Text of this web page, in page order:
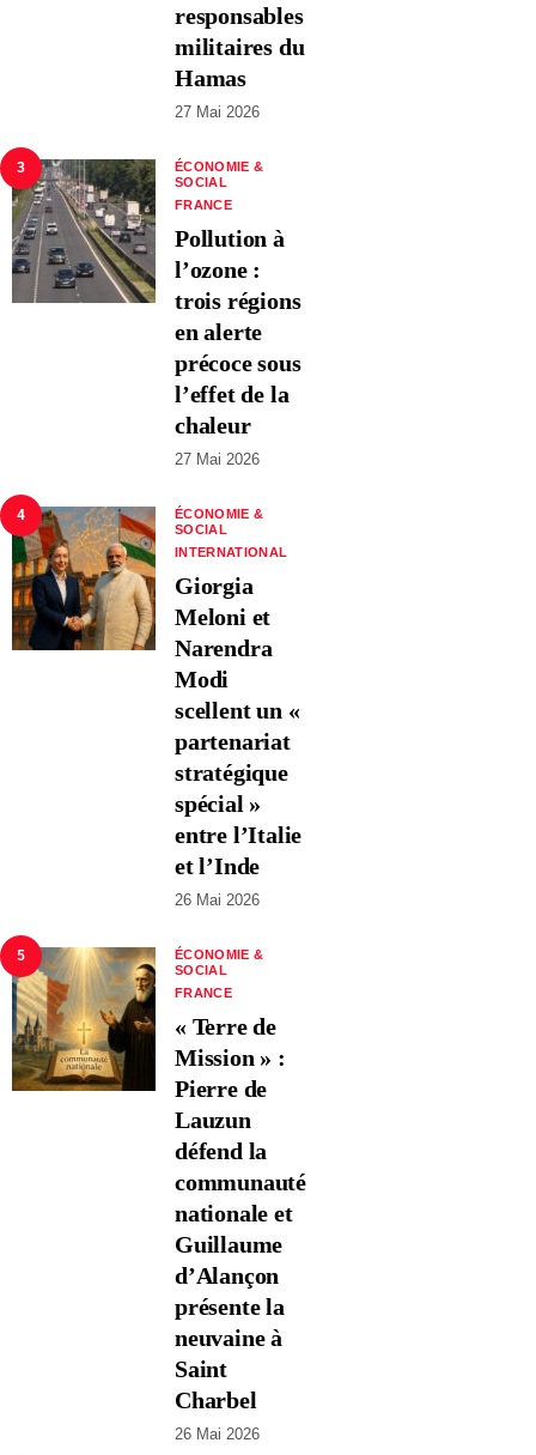
responsables
militaires du
Hamas
27 Mai 2026
3
ÉCONOMIE &
SOCIAL
FRANCE
Pollution à
l’ozone :
trois régions
en alerte
précoce sous
l’effet de la
chaleur
27 Mai 2026
4
ÉCONOMIE &
SOCIAL
INTERNATIONAL
Giorgia
Meloni et
Narendra
Modi
scellent un «
partenariat
stratégique
spécial »
entre l’Italie
et l’Inde
26 Mai 2026
5
ÉCONOMIE &
SOCIAL
FRANCE
« Terre de
Mission » :
Pierre de
Lauzun
défend la
communauté
nationale et
Guillaume
d’Alançon
présente la
neuvaine à
Saint
Charbel
26 Mai 2026